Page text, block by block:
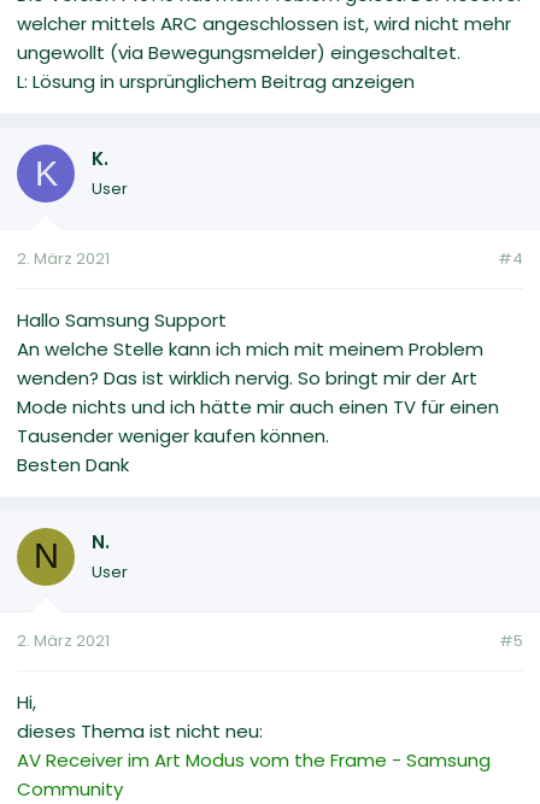
welcher mittels ARC angeschlossen ist, wird nicht mehr
ungewollt (via Bewegungsmelder) eingeschaltet.
L: Lösung in ursprünglichem Beitrag anzeigen
K K.
User
2. März 2021 #4
Hallo Samsung Support
An welche Stelle kann ich mich mit meinem Problem
wenden? Das ist wirklich nervig. So bringt mir der Art
Mode nichts und ich hätte mir auch einen TV für einen
Tausender weniger kaufen können.
Besten Dank
N N.
User
2. März 2021 #5
Hi,
dieses Thema ist nicht neu:
AV Receiver im Art Modus vom the Frame - Samsung
Community